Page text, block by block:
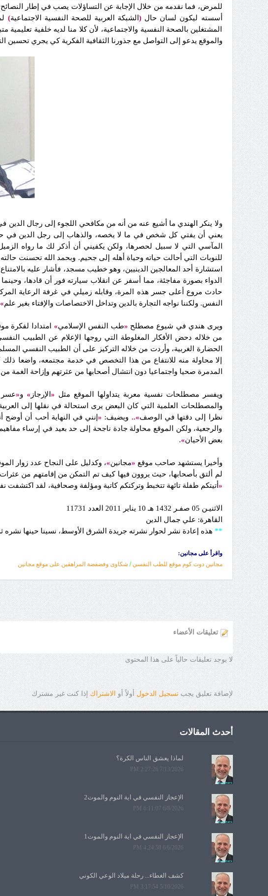
للمرض، فما نقدمه من خلال الإجابة عن التساؤلات يصب في إطار
أسسته ليكون لسان حال ( الشبكة العربية للصحة النفسية الاجتماعية)
المشتغلين بالصحة النفسية والاجتماعية، لأن كلا منا لديه خلفية تعليمية
والموقع يدعو إلى التواصل مع جذورنا الثقافية الفكرية كي يجري تحسين
ولا ينكر الهندي ما أشيع عنه من أنه من مكافحي اللجوء إلى رجال الدين
يعني أن يفتي كل شخص في ما لا يخصه، والذهاب إلى رجل الدين في
المآسي التي لا سبيل لحصرها، ولكن يكفيني أن أذكر لك ما رواه
للنوبات التي أحالت حياته وحياة أهله إلى جحيم. وبحمد الله تحسنت
استشارة أحد المعالجين الدينيين، وهو خطيب مسجد، فأشار عليه
الدواء بصورة مفاجئة، مما أسفر عن انقلاب سيارته فور أن قادها،
حادث مروع أعلى جسر هذه المرة، وقابله زميلي في غرفة الرعاية
النفس. ولكننا نواجه التجارة بالدين وتداخل الاختصاصات والإفتاء بغير علم»
ويرى هندي في شيوع مصطلح «طب النفس الإسلامي»امتدادا لفكرة
من خلاله دحض الأفكار المغلوطة التي روجها الإعلام عن الطبيب
الحضارة الغربية، وأردت من خلاله التركيز على أن الطبيب النفسي
إلا محاولة منه للانتفاع من هذا التخصص في خدمة مجتمعه، واضعا
المدمرة صحيا واجتماعيا دون انتشال أصحابها من عثرتهم وإزاحة الغمة
ويفسر مصطلحات نفسية معربة يتداولها الموقع مثل «الإرجاز »و«عسر
والمصطلحات العلمية التي كان البعض يرى استحالة في نقلها إلى
نظرا إلى دقتها في الوصف».. ويضيف: «إنني في النهاية أحب أن أوضح
والرجعية، ولكن الموقع محاولة جادة ناجحة إلى حد بعيد في إرساء
بعض الأحيان»
.
وأخيرا يستشهد صاحب موقع «مجانين»، وكدليل على النجاح عدد زوار
لم ألتق بأصحابها، حيث يروون فيها كيف تم التمكن من إقامتهم من
« أتيتكم طفلة تائهة تتخبط وتركتكم كاتبة ومؤلفة وصحافية، لقد
الاثنيـن 05 صفـر 1432 هـ 10 يناير 2011 العدد 11731
القاهرة: علي جمال الدين
** هذه إعادة نشر لحوار نشرته جريدة الشرق الأوسط، نسينا حينها نشره ثم وجدناه صدفة
واقرأ على مجانين:
مجانين دوت كوم موقع للطب النفسي / شكاوى وفضفضة المراهقين على موقع مجانين
تعليقات الأعضاء
لا يوجد تعليقات حالياً على هذا المحتوى
لإضافة تعليق يجبتسجيل الدخول أولاً أوالاشتراك إذا كنت غير مشترك
أحدث المقالات
لماذا يعشق الناس الكرة؟
7/13/2026 2:27:26 PM
الإعجاز النفسي في آية النوم والموت2
6/8/2026 6:11:07 PM
الإعجاز النفسي في آية النوم والموت1
6/6/2026 4:24:58 PM
كشف الغطاء... رحلة ميلاد الوعي الكوني
5/10/2026 3:17:54 PM